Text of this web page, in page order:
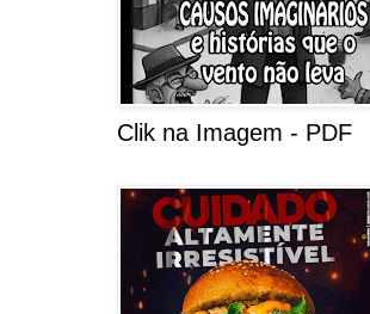
Clik na Imagem - PDF